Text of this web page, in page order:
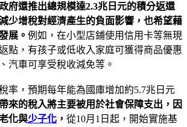
府還推出總規模達2.3兆日元的積分返還
少增稅對經濟產生的負面影響，也希望藉
展。 例如，在小型店鋪使用信用卡等無現
點，有孩子或低收入家庭可獲得商品優惠
汽車可享受稅收減免等。
率，預期每年能為國庫增加約5.7兆日元
來的稅入將主要被用於社會保障支出，因
化與少子化 ， 從10月1日起，開始實施基